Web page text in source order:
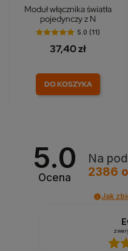
Moduł włącznika światła
pojedynczy z N
5.0 (11)
37,40 zł
DO KOSZYKA
5.0
Ocena
Na
2386
Jak